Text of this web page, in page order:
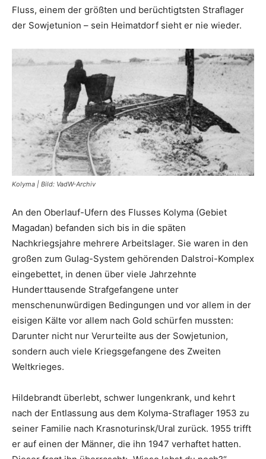
Fluss, einem der größten und berüchtigtsten Straflager
der Sowjetunion – sein Heimatdorf sieht er nie wieder.
Kolyma | Bild: VadW-Archiv
An den Oberlauf-Ufern des Flusses Kolyma (Gebiet
Magadan) befanden sich bis in die späten
Nachkriegsjahre mehrere Arbeitslager. Sie waren in den
großen zum Gulag-System gehörenden Dalstroi-Komplex
eingebettet, in denen über viele Jahrzehnte
Hunderttausende Strafgefangene unter
menschenunwürdigen Bedingungen und vor allem in der
eisigen Kälte vor allem nach Gold schürfen mussten:
Darunter nicht nur Verurteilte aus der Sowjetunion,
sondern auch viele Kriegsgefangene des Zweiten
Weltkrieges.
Hildebrandt überlebt, schwer lungenkrank, und kehrt
nach der Entlassung aus dem Kolyma-Straflager 1953 zu
seiner Familie nach Krasnoturinsk/Ural zurück. 1955 trifft
er auf einen der Männer, die ihn 1947 verhaftet hatten.